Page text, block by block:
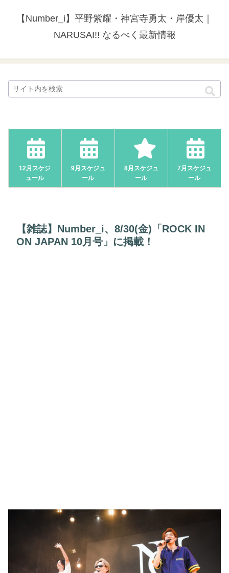
【Number_i】平野紫耀・神宮寺勇太・岸優太｜
NARUSAI!! なるべく最新情報
12月スケジ
ュール
9月スケジュ
ール
8月スケジュ
ール
7月スケジュ
ール
【雑誌】Number_i、8/30(金)「ROCK IN
ON JAPAN 10月号」に掲載！